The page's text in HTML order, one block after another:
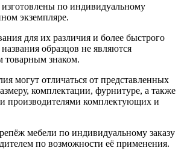
по индивидуальному
экземпляре.
для их различия и более быстрого
образцов не являются
товарным знаком.
могут отличаться от представленных
комплектации, фурнитуре, а также
производителями комплектующих и
мебели по индивидуальному заказу
по возможности её применения.